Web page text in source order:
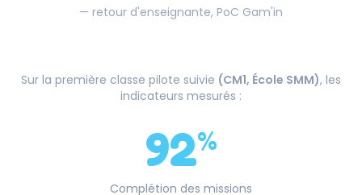
— retour d'enseignante, PoC Gam'in
Sur la première classe pilote suivie (CM1, École SMM), les
indicateurs mesurés :
92%
Complétion des missions